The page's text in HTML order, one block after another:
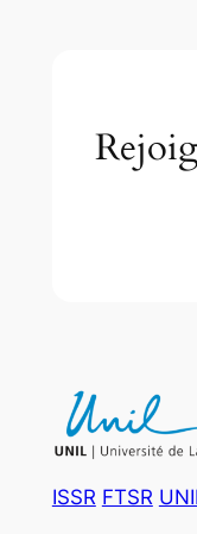
ISSR FTSR